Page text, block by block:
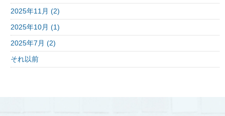
2025年11月 (2)
2025年10月 (1)
2025年7月 (2)
それ以前